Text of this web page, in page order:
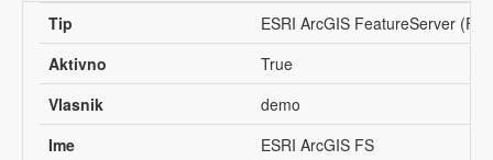
Tip
ESRI ArcGIS FeatureServer (FS)
Aktivno
True
Vlasnik
demo
Ime
ESRI ArcGIS FS